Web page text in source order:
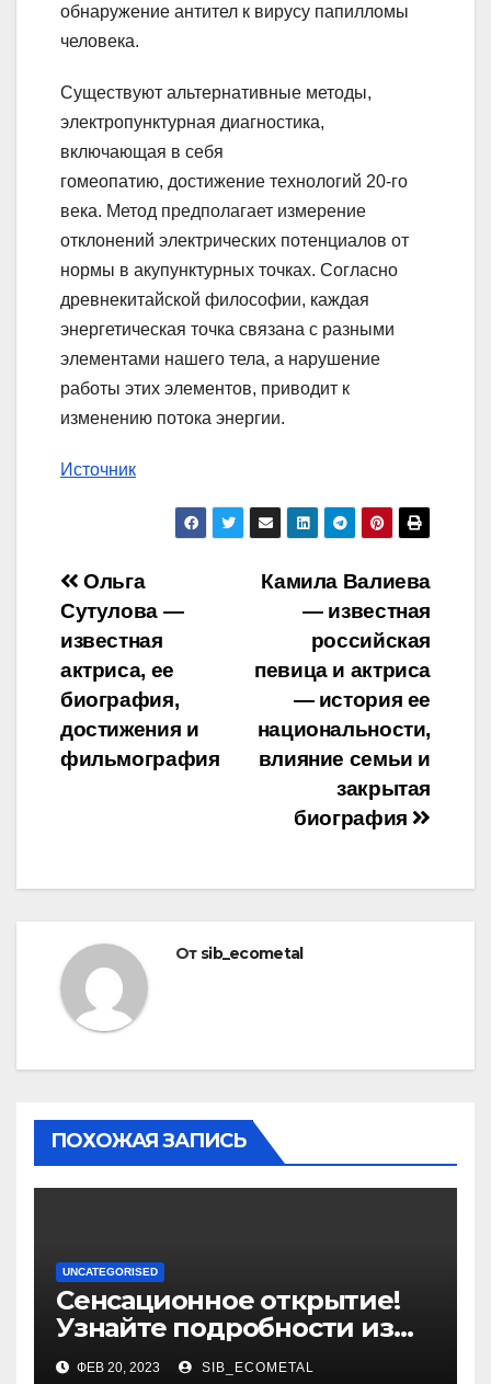
обнаружение антител к вирусу папилломы
человека.
Существуют альтернативные методы,
электропунктурная диагностика,
включающая в себя
гомеопатию, достижение технологий 20-го
века. Метод предполагает измерение
отклонений электрических потенциалов от
нормы в акупунктурных точках. Согласно
древнекитайской философии, каждая
энергетическая точка связана с разными
элементами нашего тела, а нарушение
работы этих элементов, приводит к
изменению потока энергии.
Источник
Навигация
по
записям
Камила Валиева
— известная
российская
певица и актриса
— история ее
национальности,
влияние семьи и
закрытая
биография
Ольга
Сутулова —
известная
актриса, ее
биография,
достижения и
фильмография
От sib_ecometal
ПОХОЖАЯ ЗАПИСЬ
UNCATEGORISED
Сенсационное открытие!
Узнайте подробности из
биографии и уникальные
ФЕВ 20, 2023 SIB_ECOMETAL